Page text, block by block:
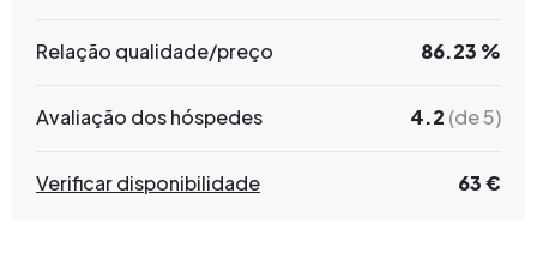
Relação qualidade/preço 86.23 %
Avaliação dos hóspedes 4.2 (de 5)
Verificar disponibilidade 63 €